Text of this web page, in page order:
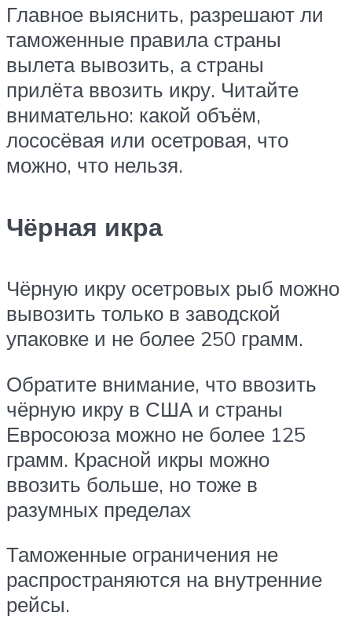
Главное выяснить, разрешают ли
таможенные правила страны
вылета вывозить, а страны
прилёта ввозить икру. Читайте
внимательно: какой объём,
лососёвая или осетровая, что
можно, что нельзя.
Чёрная икра
Чёрную икру осетровых рыб можно
вывозить только в заводской
упаковке и не более 250 грамм.
Обратите внимание, что ввозить
чёрную икру в США и страны
Евросоюза можно не более 125
грамм. Красной икры можно
ввозить больше, но тоже в
разумных пределах
Таможенные ограничения не
распространяются на внутренние
рейсы.